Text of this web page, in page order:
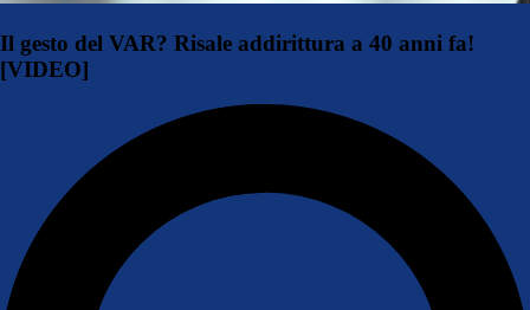
Il gesto del VAR? Risale addirittura a 40 anni fa!
[VIDEO]